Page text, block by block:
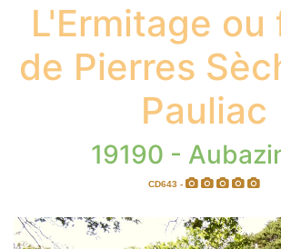
L'Ermitage ou
de Pierres
Pauliac
19190 -
CD643 -